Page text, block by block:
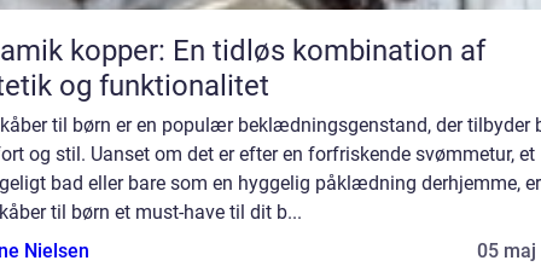
kopper: En tidløs kombination af
og funktionalitet
til børn er en populær beklædningsgenstand, der tilbyder
og stil. Uanset om det er efter en forfriskende svømmetur, et
bad eller bare som en hyggelig påklædning derhjemme, er
til børn et must-have til dit b...
Nielsen
05 maj